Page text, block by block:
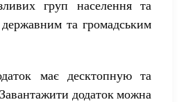
груп населення та
державним та громадським
має десктопную та
додатокможна